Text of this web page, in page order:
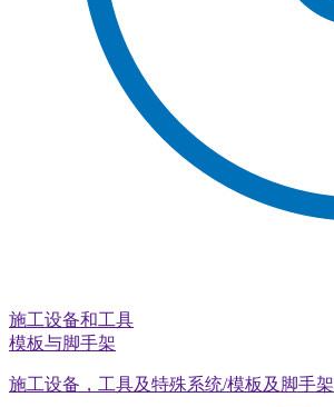
施工设备和工具
模板与脚手架
施工设备，工具及特殊系统/模板及脚手架